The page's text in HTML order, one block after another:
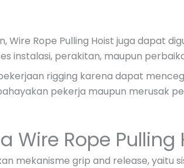
Wire Rope Pulling Hoist juga dapat
instalasi, perakitan, maupun
rigging karena dapat
pekerja maupun merusak
Wire Rope Pulling
mekanisme grip and release, yaitu